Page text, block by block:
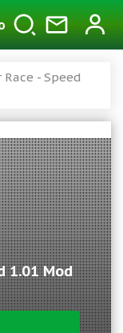
Race - Speed
1.01 Mod